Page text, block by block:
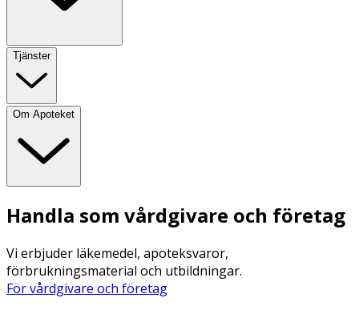
Tjänster
Om Apoteket
Handla som vårdgivare och företag
Vi erbjuder läkemedel, apoteksvaror,
förbrukningsmaterial och utbildningar.
För vårdgivare och företag